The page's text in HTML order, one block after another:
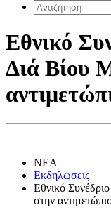
Εθνικό
Διά Βίου
ΝΕΑ
Εκδηλώσεις
Εθνικό
στην